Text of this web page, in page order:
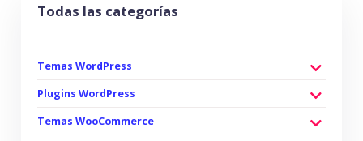
Todas las categorías
Temas WordPress
Plugins WordPress
Temas WooCommerce